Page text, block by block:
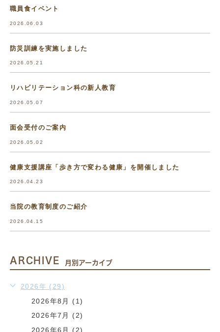
職員食イベント
2026.06.03
防災訓練を実施しました
2026.05.21
リハビリテーション科の新人教育
2026.05.07
面会受付のご案内
2026.05.02
健康支援講座「歩き方で変わる健康」を開催しました
2026.04.23
当院の教育制度のご紹介
2026.04.15
ARCHIVE 月別アーカイブ
2026年 (29)
2026年8月 (1)
2026年7月 (2)
2026年6月 (2)